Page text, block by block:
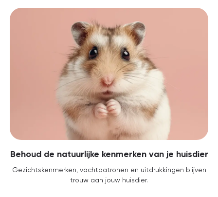
Behoud de natuurlijke kenmerken van je huisdier
Gezichtskenmerken, vachtpatronen en uitdrukkingen blijven
trouw aan jouw huisdier.